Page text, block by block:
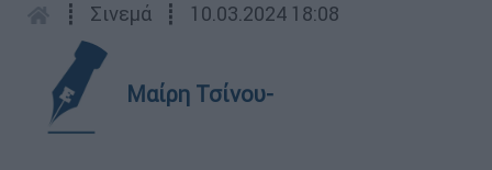
┋ Σινεμά ┋ 10.03.2024 18:08
Μαίρη Τσίνου-